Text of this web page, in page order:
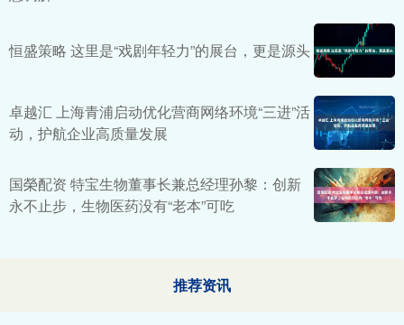
恒盛策略 这里是“戏剧年轻力”的展台，更是源头
卓越汇 上海青浦启动优化营商网络环境“三进”活
动，护航企业高质量发展
国榮配资 特宝生物董事长兼总经理孙黎：创新
永不止步，生物医药没有“老本”可吃
推荐资讯